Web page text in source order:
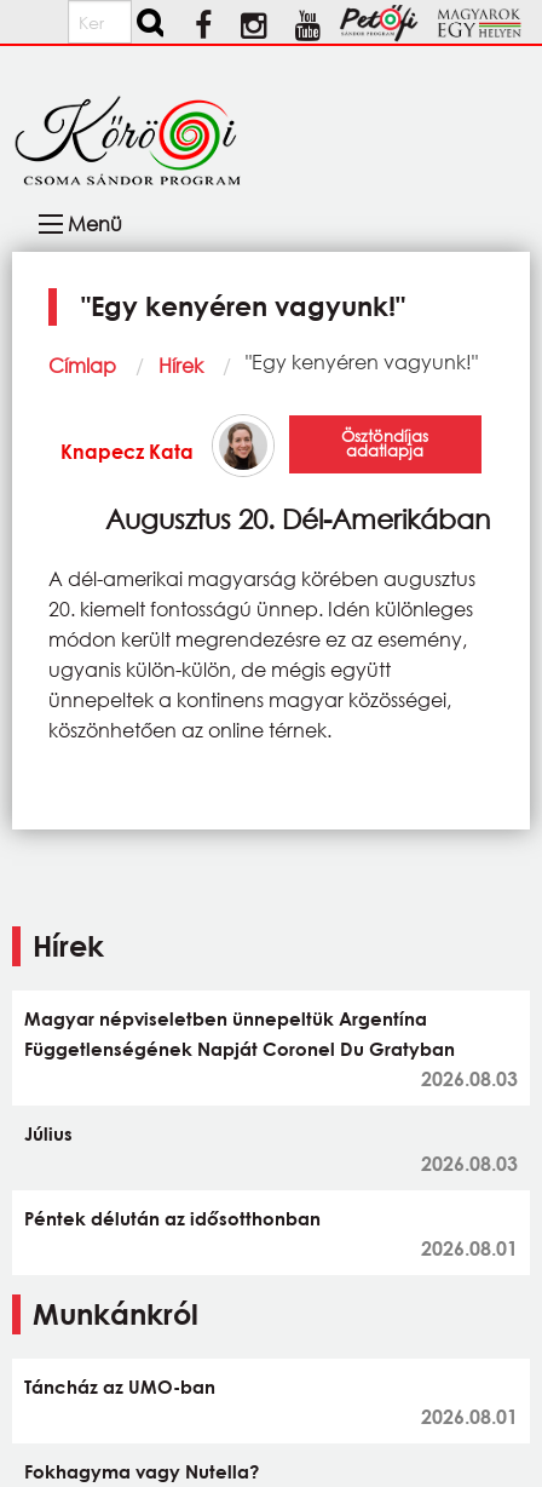
Ugrás a tartalomra
Keresés
navigáció
Menü
"Egy kenyéren vagyunk!"
Morzsa
Címlap Hírek Current:
"Egy kenyéren vagyunk!"
Knapecz Kata
Ösztöndíjas
adatlapja
Augusztus 20. Dél-Amerikában
A dél-amerikai magyarság körében augusztus
20. kiemelt fontosságú ünnep. Idén különleges
módon került megrendezésre ez az esemény,
ugyanis külön-külön, de mégis együtt
ünnepeltek a kontinens magyar közösségei,
köszönhetően az online térnek.
Hírek
Magyar népviseletben ünnepeltük Argentína
Függetlenségének Napját Coronel Du Gratyban
2026.08.03
Július
2026.08.03
Péntek délután az idősotthonban
2026.08.01
Munkánkról
Táncház az UMO-ban
2026.08.01
Fokhagyma vagy Nutella?